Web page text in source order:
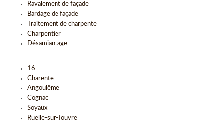
Ravalement de façade
Bardage de façade
Traitement de charpente
Charpentier
Désamiantage
16
Charente
Angoulême
Cognac
Soyaux
Ruelle-sur-Touvre